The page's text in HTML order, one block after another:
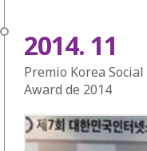
2014. 11
Premio Korea
Award de 2014